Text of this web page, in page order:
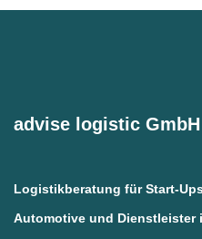
advise logistic GmbH
Logistikberatung für Start-
Automotive und Dienstleister